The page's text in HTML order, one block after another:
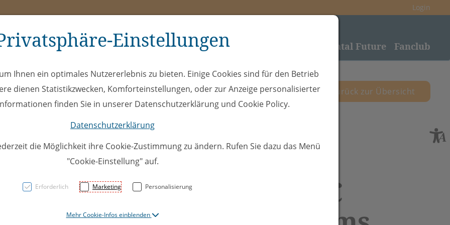
Login
ÖEL Club Spenden Rheintal Future Fanclub
zurück zur Übersicht
ÖEL 11.10.25 - SC
Einstellungen
Ihnen ein optimales Nutzererlebnis zu bieten. Einige Cookies sind für den Betrieb
dienen Statistikzwecken, Komforteinstellungen, oder zur Anzeige personalisierter
finden Sie in unserer Datenschutzerklärung und Cookie Policy.
Datenschutzerklärung
die Möglichkeit ihre Cookie-Zustimmung zu ändern. Rufen Sie dazu das Menü
"Cookie-Einstellung" auf.
Erforderlich Marketing Personalisierung
Mehr Cookie-Infos einblenden